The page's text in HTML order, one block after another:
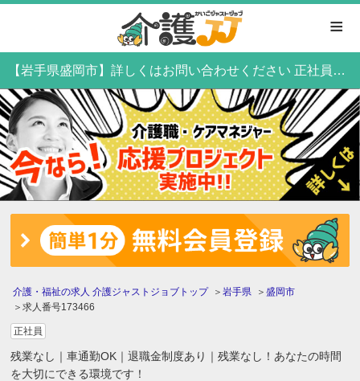
≡
【岩手県盛岡市】詳しくはお問い合わせください 正社員・機能訓練指導員
介護・福祉の求人 介護ジャストジョブトップ 岩手県
盛岡市
求人番号173466
正社員
残業なし｜車通勤OK｜退職金制度あり｜残業なし！あなたの時間
を大切にできる環境です！